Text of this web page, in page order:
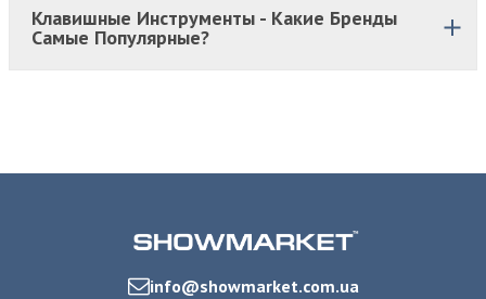
Клавишные Инструменты - Какие Бренды
Самые Популярные?
info@showmarket.com.ua